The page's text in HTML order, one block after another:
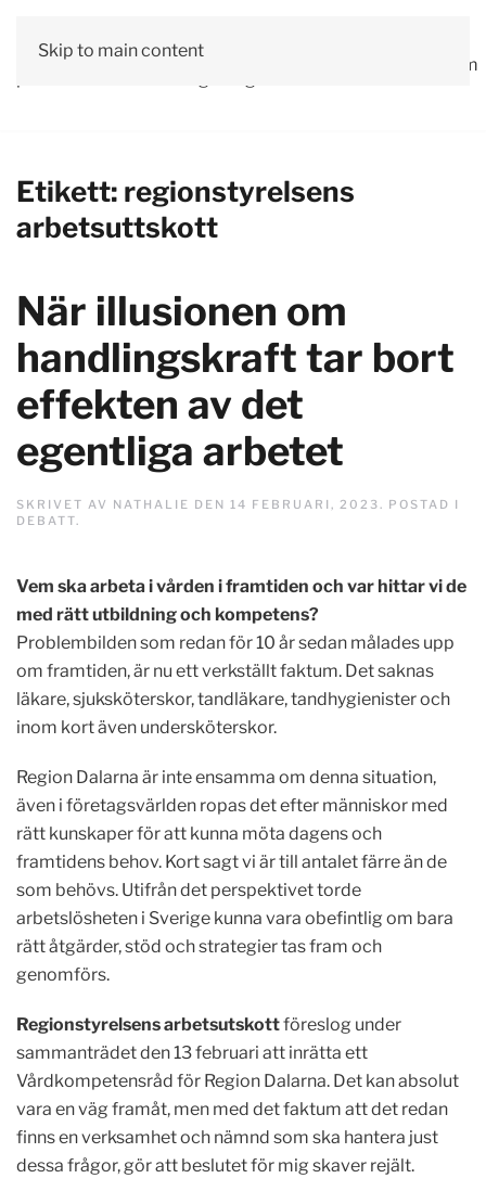
Skip to main content
Vår
Debatt
OmLäs våra
Valprogram
Etikett: regionstyrelsens
arbetsuttskott
När illusionen om
handlingskraft tar bort
effekten av det
egentliga arbetet
SKRIVET AV NATHALIE DEN 14 FEBRUARI, 2023. POSTAD I
DEBATT.
Vem ska arbeta i vården i framtiden och var hittar vi de
med rätt utbildning och kompetens?
Problembilden som redan för 10 år sedan målades upp
om framtiden, är nu ett verkställt faktum. Det saknas
läkare, sjuksköterskor, tandläkare, tandhygienister och
inom kort även undersköterskor.
Region Dalarna är inte ensamma om denna situation,
även i företagsvärlden ropas det efter människor med
rätt kunskaper för att kunna möta dagens och
framtidens behov. Kort sagt vi är till antalet färre än de
som behövs. Utifrån det perspektivet torde
arbetslösheten i Sverige kunna vara obefintlig om bara
rätt åtgärder, stöd och strategier tas fram och
genomförs.
Regionstyrelsens arbetsutskottföreslog under
sammanträdet den 13 februari att inrätta ett
Vårdkompetensråd för Region Dalarna. Det kan absolut
vara en väg framåt, men med det faktum att det redan
finns en verksamhet och nämnd som ska hantera just
dessa frågor, gör att beslutet för mig skaver rejält.